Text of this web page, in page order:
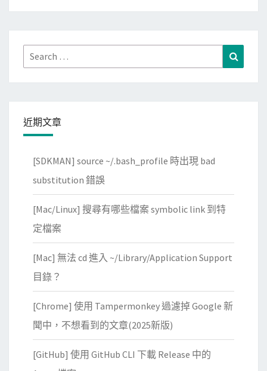
/
平
板
器
，
將
P
K
a
d
b
裝
進
Search
for:
近期文章
[SDKMAN] source ~/.bash_profile 時出現 bad
substitution 錯誤
[Mac/Linux] 搜尋有哪些檔案 symbolic link 到特
定檔案
[Mac] 無法 cd 進入 ~/Library/Application Support
目錄？
[Chrome] 使用 Tampermonkey 過濾掉 Google 新
聞中，不想看到的文章(2025新版)
[GitHub] 使用 GitHub CLI 下載 Release 中的